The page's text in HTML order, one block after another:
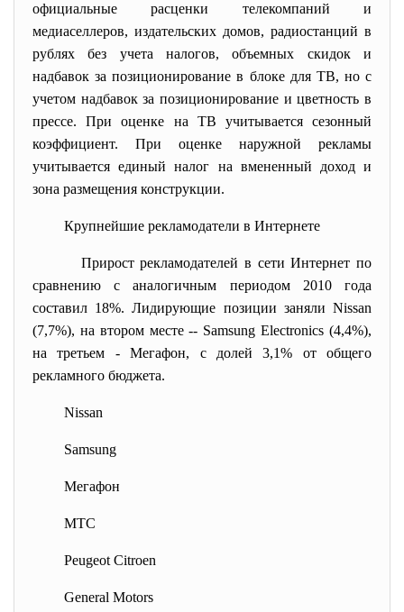
официальные расценки телекомпаний и
медиаселлеров, издательских домов, радиостанций в
рублях без учета налогов, объемных скидок и
надбавок за позиционирование в блоке для ТВ, но с
учетом надбавок за позиционирование и цветность в
прессе. При оценке на ТВ учитывается сезонный
коэффициент. При оценке наружной рекламы
учитывается единый налог на вмененный доход и
зона размещения конструкции.
Крупнейшие рекламодатели в Интернете
Прирост рекламодателей в сети Интернет по
сравнению с аналогичным периодом 2010 года
составил 18%. Лидирующие позиции заняли Nissan
(7,7%), на втором месте -- Samsung Electronics (4,4%),
на третьем - Мегафон, с долей 3,1% от общего
рекламного бюджета.
Nissan
Samsung
Мегафон
МТС
Peugeot Сitroen
General Motors